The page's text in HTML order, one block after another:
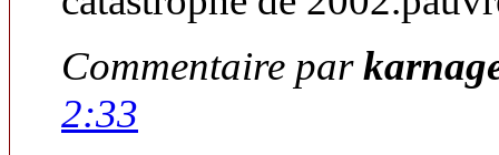
Commentaire par
2:33